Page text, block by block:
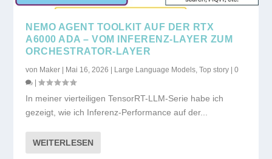
NEMO AGENT TOOLKIT AUF DER RTX
A6000 ADA – VOM INFERENZ-LAYER ZUM
ORCHESTRATOR-LAYER
von Maker Mai 16, 2026 Large Language Models,Top story |0
|
In meiner vierteiligen TensorRT-LLM-Serie habe ich
gezeigt, wie ich Inferenz-Performance auf der...
WEITERLESEN